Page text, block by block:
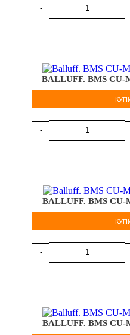
-
BALLUFF. BMS CU-
-
BALLUFF. BMS CU-
-
BALLUFF. BMS CU-